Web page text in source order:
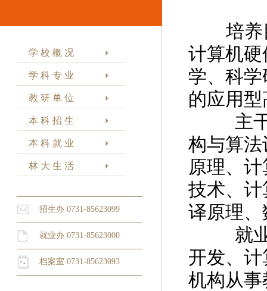
学 校 概 况
学 科 专 业
教 研 单 位
本 科 招 生
本 科 就 业
林 大 生 活
招生办 0731-85623099
就业办 0731-85623000
档案室 0731-85623093
培养目
计算机
学、科
的应用
主干课
构与算
原理、
技术、计
译原理
就业方
开发、
机构从